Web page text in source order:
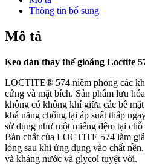
Thông tin bổ sung
Mô tả
Keo dán thay thế gioăng Loctite
LOCTITE® 574 niêm phong các
cứng và mặt bích. Sản phẩm lưu
không có không khí giữa các bề
khả năng chống lại áp suất thấp
sử dụng như một miếng đệm tại
Bản chất của LOCTITE 574 làm
lỏng sau khi ứng dụng vào chất
và kháng nước và glycol tuyệt vời.